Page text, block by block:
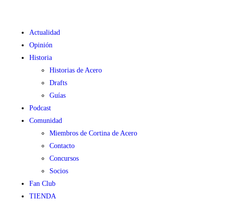
Actualidad
Opinión
Historia
Historias de Acero
Drafts
Guías
Podcast
Comunidad
Miembros de Cortina de Acero
Contacto
Concursos
Socios
Fan Club
TIENDA